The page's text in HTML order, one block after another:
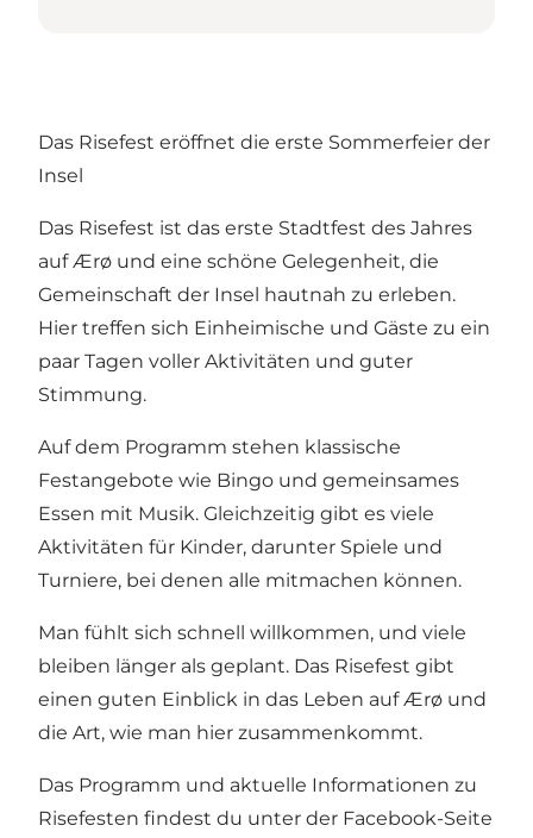
Das Risefest eröffnet die erste Sommerfeier der
Insel
Das Risefest ist das erste Stadtfest des Jahres
auf Ærø und eine schöne Gelegenheit, die
Gemeinschaft der Insel hautnah zu erleben.
Hier treffen sich Einheimische und Gäste zu ein
paar Tagen voller Aktivitäten und guter
Stimmung.
Auf dem Programm stehen klassische
Festangebote wie Bingo und gemeinsames
Essen mit Musik. Gleichzeitig gibt es viele
Aktivitäten für Kinder, darunter Spiele und
Turniere, bei denen alle mitmachen können.
Man fühlt sich schnell willkommen, und viele
bleiben länger als geplant. Das Risefest gibt
einen guten Einblick in das Leben auf Ærø und
die Art, wie man hier zusammenkommt.
Das Programm und aktuelle Informationen zu
Risefesten findest du unter der Facebook-Seite